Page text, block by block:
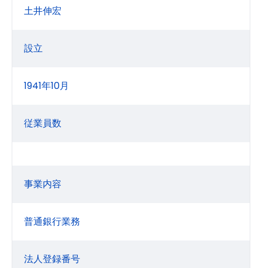
土井伸宏
設立
1941年10月
従業員数
事業内容
普通銀行業務
法人登録番号